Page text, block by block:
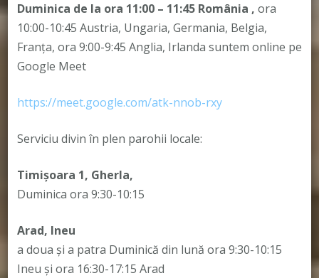
Duminica de la ora 11:00 – 11:45România , ora
10:00-10:45 Austria, Ungaria, Germania, Belgia,
Franța, ora 9:00-9:45 Anglia, Irlanda suntem online pe
Google Meet
https://meet.google.com/atk-nnob-rxy
Serviciu divin în plen parohii locale:
Timișoara 1, Gherla,
Duminica ora 9:30-10:15
Arad, Ineu
a doua și a patra Duminică din lună ora 9:30-10:15
Ineu și ora 16:30-17:15 Arad